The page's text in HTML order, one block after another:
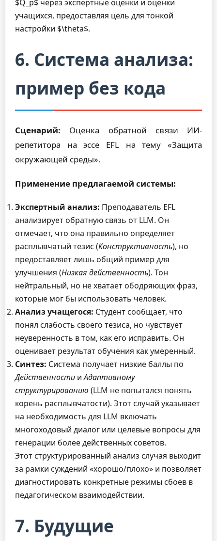
$Q_p$ через экспертные оценки и оценки
учащихся, предоставляя цель для тонкой
настройки $\theta$.
6. Система анализа:
пример без кода
Сценарий: Оценка обратной связи ИИ-
репетитора на эссе EFL на тему «Защита
окружающей среды».
Применение предлагаемой системы:
Экспертный анализ: Преподаватель EFL
анализирует обратную связь от LLM. Он
отмечает, что она правильно определяет
расплывчатый тезис (Конструктивность), но
предоставляет лишь общий пример для
улучшения (Низкая действенность). Тон
нейтральный, но не хватает ободряющих фраз,
которые мог бы использовать человек.
Анализ учащегося: Студент сообщает, что
понял слабость своего тезиса, но чувствует
неуверенность в том, как его исправить. Он
оценивает результат обучения как умеренный.
Синтез: Система получает низкие баллы по
Действенности иАдаптивному
структурированию (LLM не попытался понять
корень расплывчатости). Этот случай указывает
на необходимость для LLM включать
многоходовый диалог или целевые вопросы для
генерации более действенных советов.
Этот структурированный анализ случая выходит
за рамки суждений «хорошо/плохо» и позволяет
диагностировать конкретные режимы сбоев в
педагогическом взаимодействии.
7. Будущие